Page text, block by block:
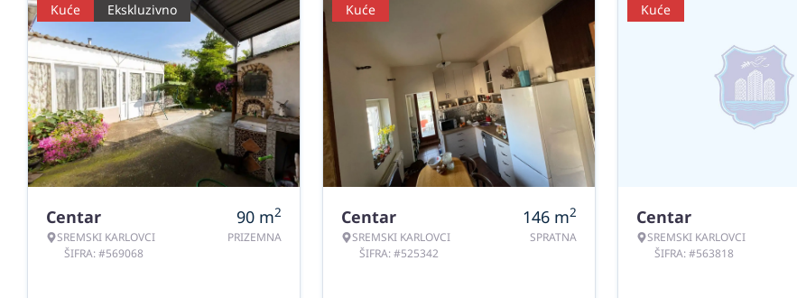
Kuće Ekskluzivno
Centar
SREMSKI KARLOVCI
ŠIFRA: #569068
90 m2
PRIZEMNA
Kuće
Centar
SREMSKI KARLOVCI
ŠIFRA: #525342
146 m2
SPRATNA
Kuće
Centar
SREMSKI KARLOVCI
ŠIFRA: #563818